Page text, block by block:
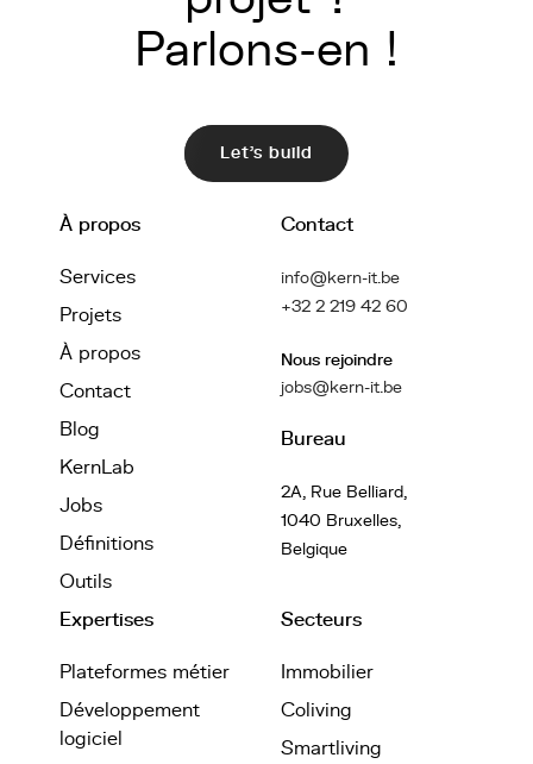
Parlons-en !
Let's build
À propos
Services
Projets
À propos
Contact
Blog
KernLab
Jobs
Définitions
Outils
Contact
info@kern-it.be
+32 2 219 42 60
Nous rejoindre
jobs@kern-it.be
Bureau
2A, Rue Belliard,
1040 Bruxelles,
Belgique
Expertises
Plateformes métier
Développement
logiciel
Secteurs
Immobilier
Coliving
Smartliving